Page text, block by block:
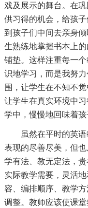
戏及展示的舞台。在
供习得的机会，给孩
到孩子们中间去亲身
生熟练地掌握书本上
铺垫。这样注重每一
识地学习，而是我努
围，让学生在不知不
让学生在真实环境中
学中，慢慢地回味着孩
虽然在平时的英语
表现的尽善尽美，但
学有法、教无定法，
实际教学需要，灵活
容、编排顺序、教学
调整。教师应该使课